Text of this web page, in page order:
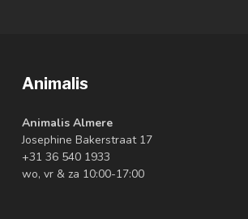
Animalis
Animalis Almere
Josephine Bakerstraat 17
+31 36 540 1933
wo, vr & za 10:00-17:00